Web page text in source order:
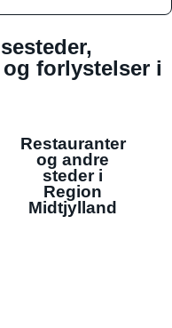
forlystelser i
Restauranter
og andre
steder i
Region
Midtjylland